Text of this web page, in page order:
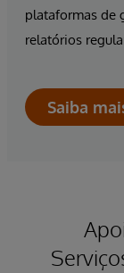
plataformas de
relatórios
Saiba